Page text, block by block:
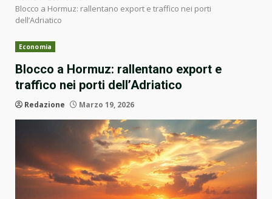
Blocco a Hormuz: rallentano export e traffico nei porti
dell’Adriatico
Economia
Blocco a Hormuz: rallentano export e
traffico nei porti dell’Adriatico
Redazione Marzo 19, 2026